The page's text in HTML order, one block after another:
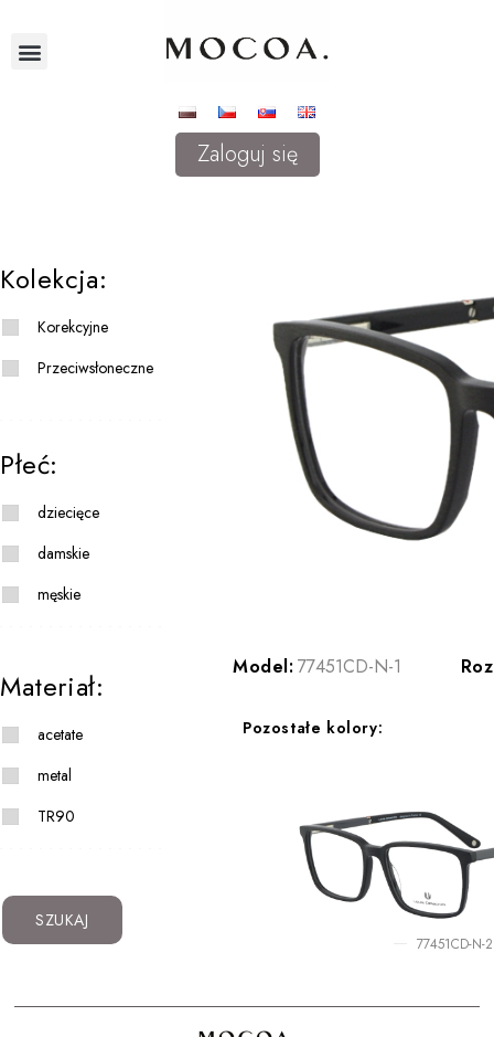
Zaloguj się
Kolekcja:
Korekcyjne
Przeciwsłoneczne
Płeć:
dziecięce
damskie
męskie
Materiał:
acetate
metal
TR90
SZUKAJ
Model: 77451CD-N-1
Pozostałe kolory:
77451CD-N-2